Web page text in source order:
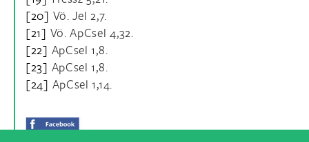
[20] Vö. Jel 2,7.
[21] Vö. ApCsel 4,32.
[22] ApCsel 1,8.
[23] ApCsel 1,8.
[24] ApCsel 1,14.